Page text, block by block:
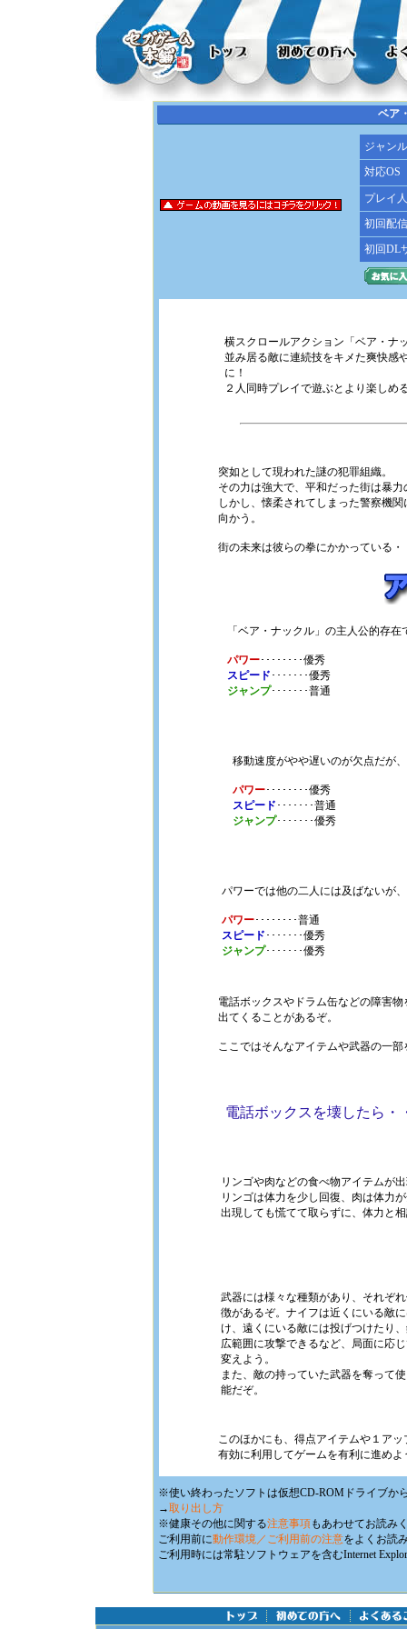
ベア
ジャンル
対応OS
プレイ
初回配
初回DL
横スクロールアクション「ベア・ナ
並み居る敵に連続技をキメた爽快感
に！
２人同時プレイで遊ぶとより楽しめ
突如として現われた謎の犯罪組織。
その力は強大で、平和だった街は暴
しかし、懐柔されてしまった警察機
向かう。
街の未来は彼らの拳にかかっている・
「ベア・ナックル」の主人公的存
パワー････････優秀
スピード ･･･････優秀
ジャンプ･･･････普通
移動速度がやや遅いのが欠点だが
パワー････････優秀
スピード ･･･････普通
ジャンプ･･･････優秀
パワーでは他の二人には及ばないが
パワー････････普通
スピード ･･･････優秀
ジャンプ･･･････優秀
電話ボックスやドラム缶などの障害
出てくることがあるぞ。
ここではそんなアイテムや武器の一部
電話ボックスを壊したら・
リンゴや肉などの食べ物アイテムが
リンゴは体力を少し回復、肉は体力
出現しても慌てて取らずに、体力と
武器には様々な種類があり、それぞ
徴があるぞ。ナイフは近くにいる敵
け、遠くにいる敵には投げつけたり
広範囲に攻撃できるなど、局面に応
変えよう。
また、敵の持っていた武器を奪って
能だぞ。
このほかにも、得点アイテムや１ア
有効に利用してゲームを有利に進めよ
※使い終わったソフトは仮想CD-ROMドライブか
→取り出し方
※健康その他に関する注意事項もあわせてお読み
ご利用前に動作環境／ご利用前の注意をよくお読
ご利用時には常駐ソフトウェアを含むInternet